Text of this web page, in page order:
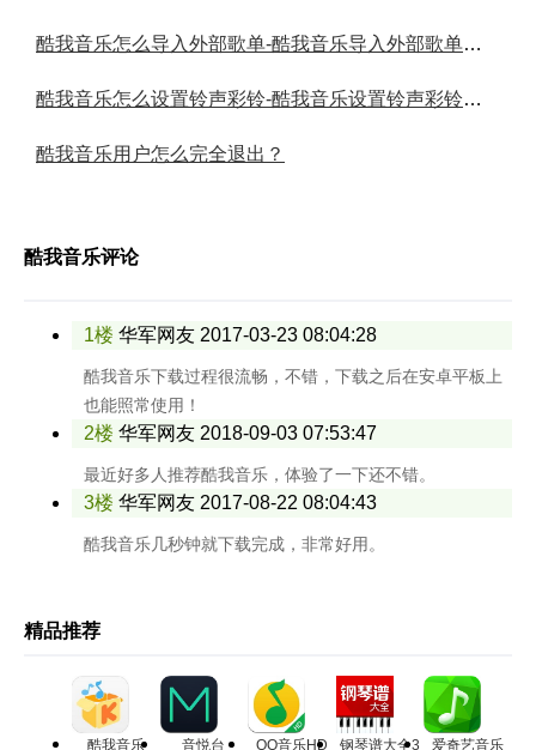
酷我音乐怎么导入外部歌单-酷我音乐导入外部歌单的方法
酷我音乐怎么设置铃声彩铃-酷我音乐设置铃声彩铃的方法
酷我音乐用户怎么完全退出？
酷我音乐评论
1楼 华军网友 2017-03-23 08:04:28
酷我音乐下载过程很流畅，不错，下载之后在安卓平板上
也能照常使用！
2楼 华军网友 2018-09-03 07:53:47
最近好多人推荐酷我音乐，体验了一下还不错。
3楼 华军网友 2017-08-22 08:04:43
酷我音乐几秒钟就下载完成，非常好用。
精品推荐
酷我音乐 音悦台 QQ音乐HD 钢琴谱大全3 爱奇艺音乐